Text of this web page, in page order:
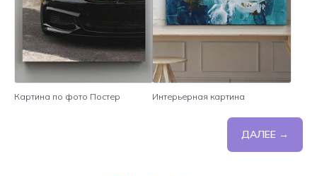
Картина по фото Постер Интерьерная картина
ДАЛЕЕ →